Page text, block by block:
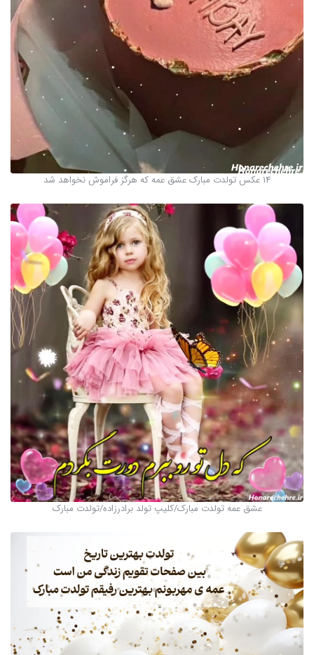
14 عکس تولدت مبارک عشق عمه که هرگز فراموش نخواهد شد
عشق عمه تولدت مبارک/کلیپ تولد برادرزاده/تولدت مبارک